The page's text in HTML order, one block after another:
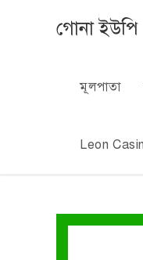
গোনা ইউপি
মূলপাতা
Leon